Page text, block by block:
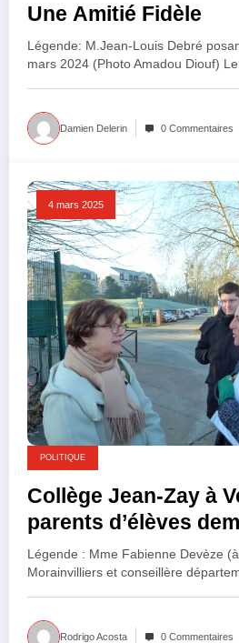
Une Amitié Fidèle
Légende: M.Jean-Louis Debré
mars 2024 (Photo Amadou Diouf)
Damien Delerin 0 Commentaires
4 mars 2025
POLITIQUE
Collège Jean-Zay à
parents d’élèves
de moyens pour un
fonctionnement
Légende : Mme Fabienne Devèze
Morainvilliers et conseillère
Rodrigo Acosta 0 Commentaires